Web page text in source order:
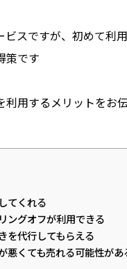
スですが、初めて利
策です
用するメリットをお
てくれる
グオフが利用できる
代行してもらえる
くても売れる可能性があ